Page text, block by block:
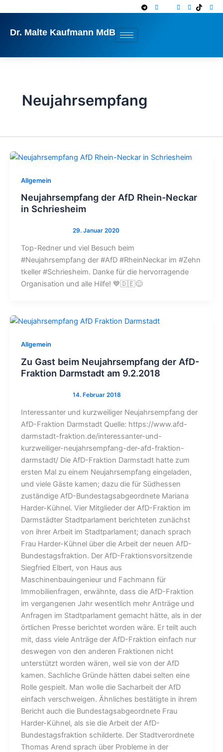
springen
Dr. Malte Kaufmann MdB
Neujahrsempfang
Allgemein
Neujahrsempfang der AfD Rhein-Neckar
in Schriesheim
Top-Redner und viel Besuch beim
#Neujahrsempfang der #AfD #RheinNeckar im #Zehn
tkeller #Schriesheim. Danke für die hervorragende
Organisation und alle Hilfe! 💙🇩🇪😊
Allgemein
Zu Gast beim Neujahrsempfang der AfD-
Fraktion Darmstadt am 9.2.2018
Interessanter und kurzweiliger Neujahrsempfang der
AfD-Fraktion Darmstadt Quelle: https://www.afd-
darmstadt-fraktion.de/interessanter-und-
kurzweiliger-neujahrsempfang-der-afd-fraktion-
darmstadt/ Die AfD-Fraktion Darmstadt hatte zum
ersten Mal zu einem Neujahrsempfang eingeladen,
und viele Gäste kamen; dazu die für Südhessen
zuständige AfD-Bundestagsabgeordnete Mariana
Harder-Kühnel. Vier Mitglieder der AfD-Fraktion im
Darmstädter Stadtparlament berichteten zunächst
von ihrer Arbeit im Stadtparlament; danach sprach
Frau Harder-Kühnel über die Arbeit der neuen AfD-
Bundestagsfraktion. Der AfD-Fraktionsvorsitzende
Siegfried Elbert, von Haus aus
Maschinenbauingenieur und Fachmann für
Immobilienfragen, erwähnte, dass die AfD-Fraktion
im vergangenen Jahr wesentlich mehr Anträge und
Anfragen im Stadtparlament gemacht hätte, als in der
örtlichen Presse berichtet worden wäre. Er teilt auch
mit, dass viele Anträge der AfD-Fraktion einfach nur
deswegen von den anderen Fraktionen nicht
unterstützt worden wären, weil sie von der AfD
kamen. Sachliche Gründe hätten dabei selten eine
Rolle gespielt. Man wolle die Sacharbeit der AfD
einfach verschweigen. Ähnliches bestätigte in ihrem
Bericht auch die Bundestagsabgeordnete Frau
Harder-Kühnel, als sie die Arbeit der AfD-
Bundestagsfraktion schilderte. Der Stadtverordnete
Thomas Arend sprach über Probleme in der